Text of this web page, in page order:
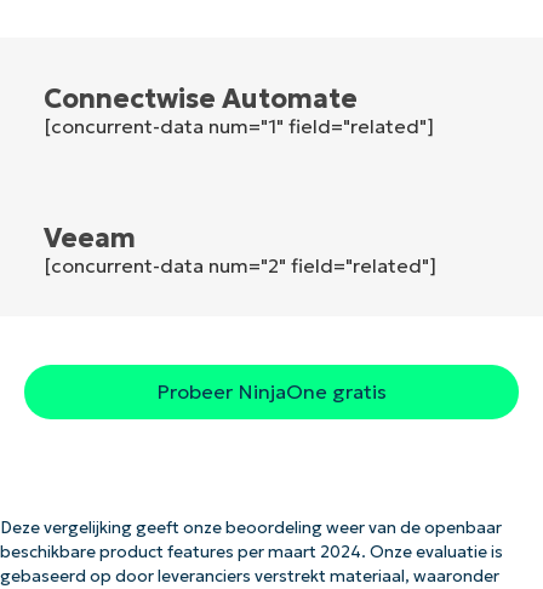
Connectwise Automate
[concurrent-data num="1" field="related"]
Veeam
[concurrent-data num="2" field="related"]
Probeer NinjaOne gratis
Deze vergelijking geeft onze beoordeling weer van de openbaar
beschikbare product features per maart 2024. Onze evaluatie is
gebaseerd op door leveranciers verstrekt materiaal, waaronder